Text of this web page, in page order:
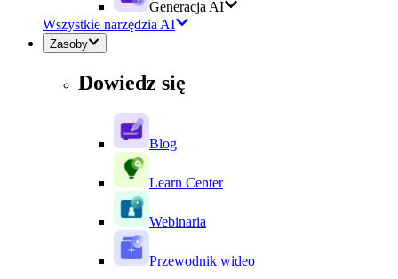
Generacja AI
Wszystkie narzędzia AI
Zasoby
Dowiedz się
Blog
Learn Center
Webinaria
Przewodnik wideo